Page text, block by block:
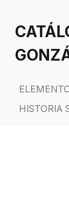
contenido
HISTORIA